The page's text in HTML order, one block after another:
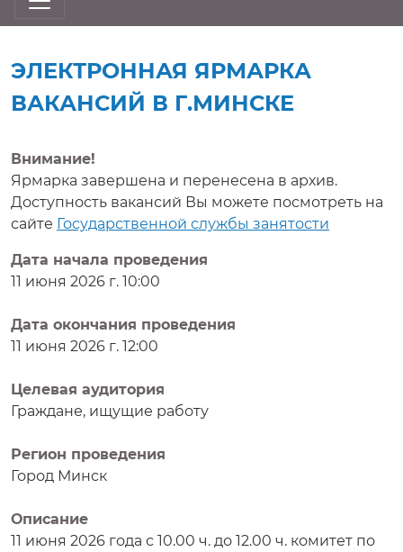
ЭЛЕКТРОННАЯ ЯРМАРКА
ВАКАНСИЙ В Г.МИНСКЕ
Внимание!
Ярмарка завершена и перенесена в архив.
Доступность вакансий Вы можете посмотреть на
сайте Государственной службы занятости
Дата начала проведения
11 июня 2026 г. 10:00
Дата окончания проведения
11 июня 2026 г. 12:00
Целевая аудитория
Граждане, ищущие работу
Регион проведения
Город Минск
Описание
11 июня 2026 года с 10.00 ч. до 12.00 ч. комитет по